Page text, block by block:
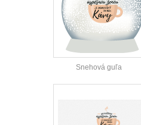
Snehová guľa